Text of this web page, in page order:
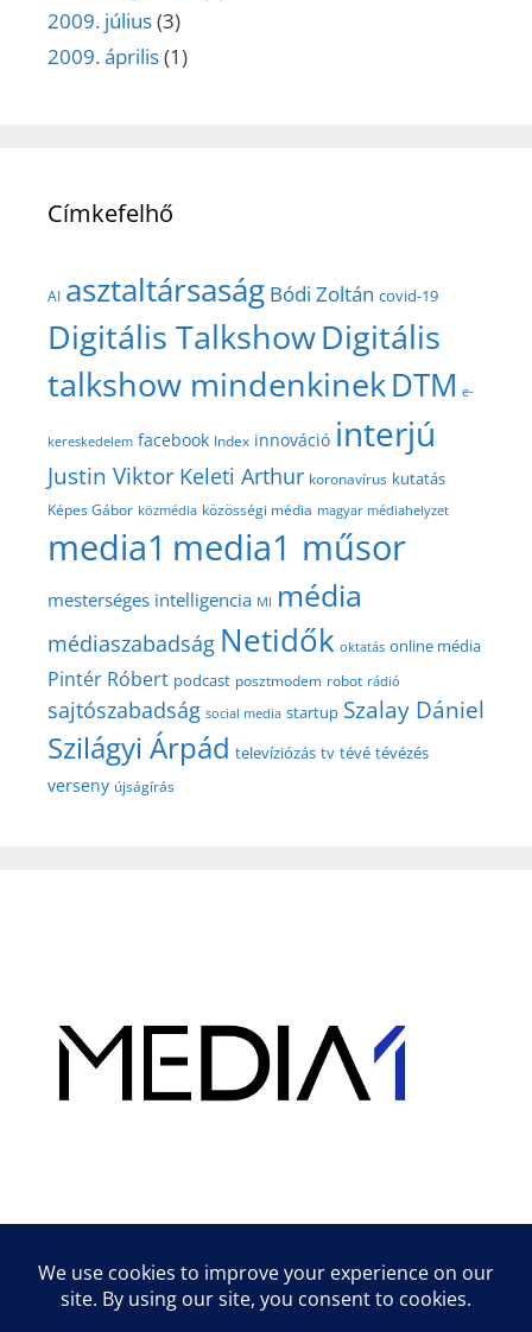
2009. július(3)
2009. április(1)
Címkefelhő
AI asztaltársaság Bódi Zoltán covid-19
Digitális TalkshowDigitális
talkshow mindenkinekDTM e-
kereskedelem facebook Index innováció interjú
Justin Viktor Keleti Arthur koronavírus kutatás
Képes Gábor közmédia közösségi média magyar médiahelyzet
media1 media1 műsor
mesterséges intelligencia MI média
médiaszabadság Netidők oktatás online média
Pintér Róbert podcast posztmodem robot rádió
sajtószabadság social media startup Szalay Dániel
Szilágyi Árpád televíziózás tv tévé tévézés
verseny újságírás